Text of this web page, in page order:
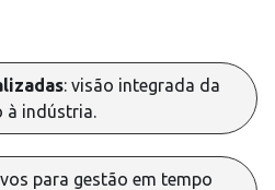
: visão integrada da
à indústria.
para gestão em tempo